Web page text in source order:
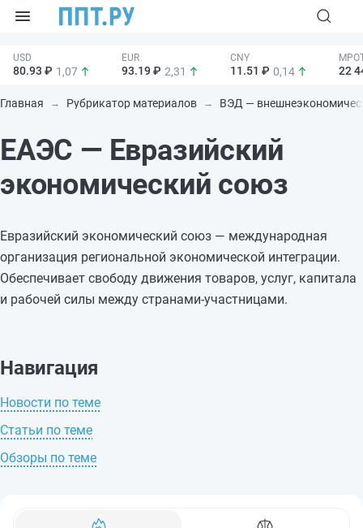
80.93 ₽ 1,07 93.19 ₽ 2,31 11.51 ₽ 0,14 22
Главная Рубрикатор материалов ВЭД —
ЕАЭС — Евразийский
экономический союз
Евразийский экономический союз — международная
организация региональной экономической интеграции.
Обеспечивает свободу движения товаров, услуг, капитала
и рабочей силы между странами-участницами.
Навигация
Новости по теме
Статьи по теме
Обзоры по теме